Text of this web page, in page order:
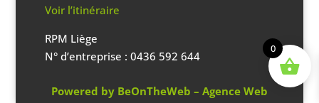
Voir l’itinéraire
RPM Liège
N° d’entreprise : 0436 592 644
Powered by BeOnTheWeb – Agence Web
0